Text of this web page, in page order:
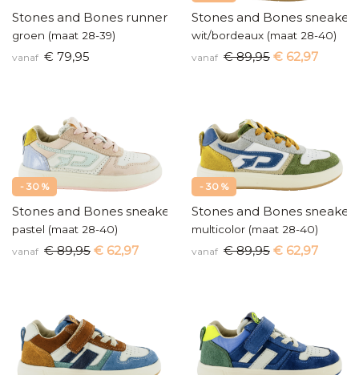
Stones and Bones runners
groen (maat 28-39)
vanaf € 79,95
Stones and Bones sneakers
wit/bordeaux (maat 28-40)
vanaf € 89,95 € 62,97
- 30 %
Stones and Bones sneakers
pastel (maat 28-40)
vanaf € 89,95 € 62,97
- 30 %
Stones and Bones sneakers
multicolor (maat 28-40)
vanaf € 89,95 € 62,97